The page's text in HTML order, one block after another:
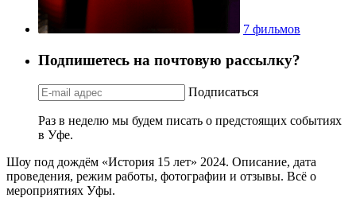
7 фильмов
Подпишетесь на почтовую рассылку?
Подписаться
Раз в неделю мы будем писать о предстоящих событиях
в Уфе.
Шоу под дождём «История 15 лет» 2024. Описание, дата
проведения, режим работы, фотографии и отзывы. Всё о
мероприятиях Уфы.